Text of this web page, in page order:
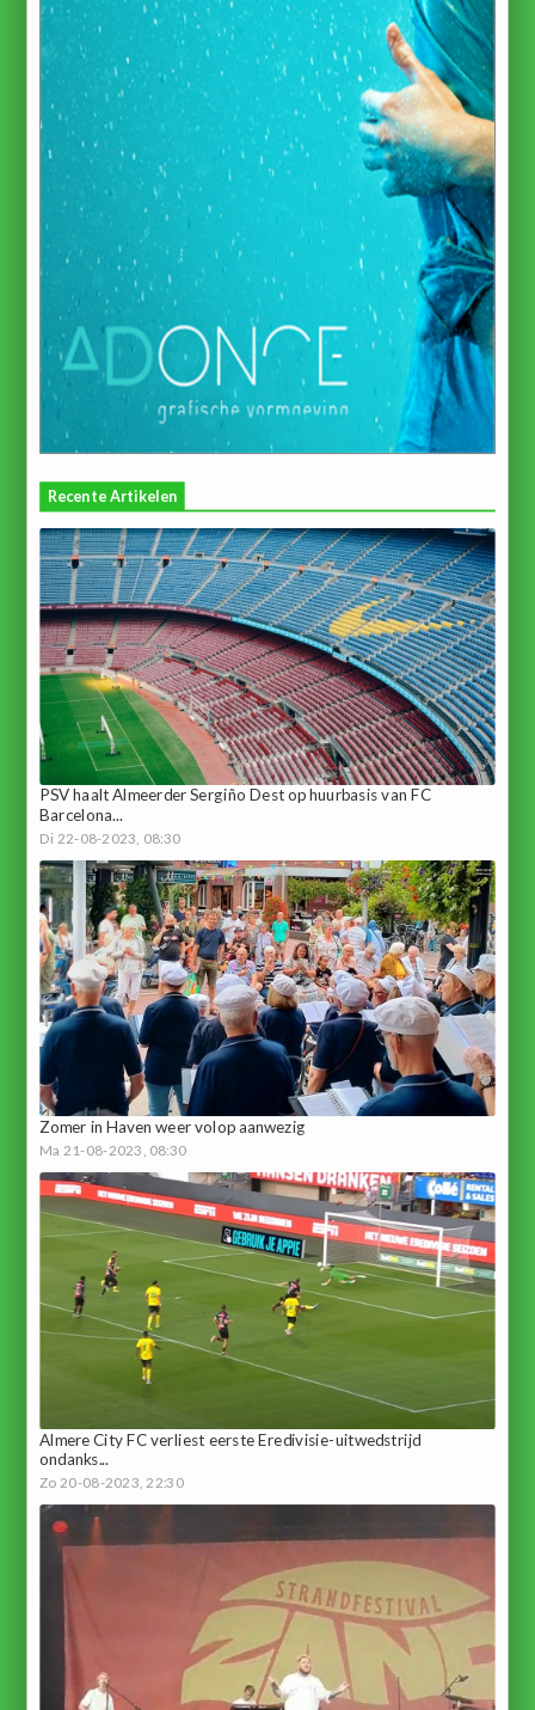
Recente Artikelen
PSV haalt Almeerder Sergiño Dest op huurbasis van FC
Barcelona...
Di 22-08-2023, 08:30
Zomer in Haven weer volop aanwezig
Ma 21-08-2023, 08:30
Almere City FC verliest eerste Eredivisie-uitwedstrijd
ondanks...
Zo 20-08-2023, 22:30